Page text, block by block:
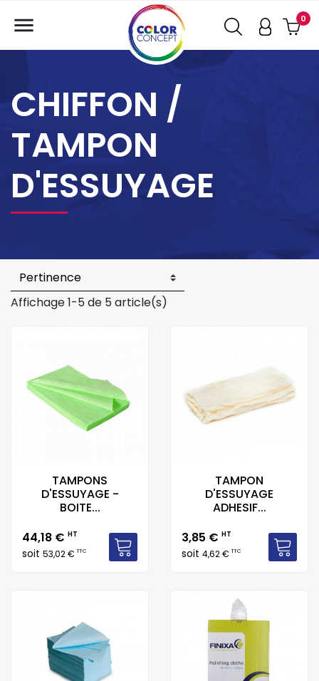
0

CHIFFON /
TAMPON
D'ESSUYAGE
Affichage 1-5 de 5 article(s)
TAMPONS
D'ESSUYAGE -
BOITE...
Prix
44,18 € HT
soit 53,02 €TTC
TAMPON
D'ESSUYAGE
ADHESIF...
Prix
3,85 € HT
soit 4,62 €TTC